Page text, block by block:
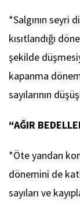
*Salgının seyri
kısıtlandığı
şekilde
kapanma
sayılarının
“AĞIR
*Öte yandan
dönemini de
sayıları ve